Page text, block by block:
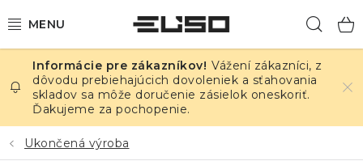
na
ELEKTRINA
TEPLOTA A VLHKOSŤ
TLAK A ÚNIKY
Vážení zákazníci, z
dôvodu prebiehajúcich dovoleniek a sťahovania
skladov sa môže doručenie zásielok oneskoriť.
Ďakujeme za pochopenie.
Ukončená výroba